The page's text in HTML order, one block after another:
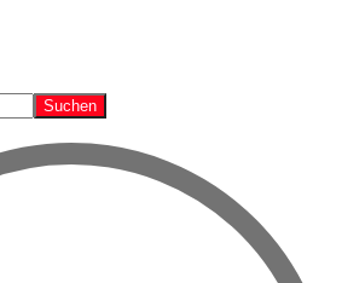
Suchen